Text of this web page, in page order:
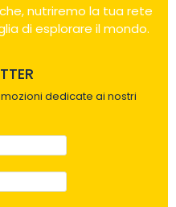
nutriremo la tua rete
di esplorare il mondo.
dedicate ai nostri